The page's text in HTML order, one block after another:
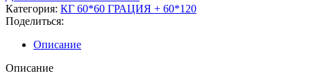
Категория: КГ 60*60 ГРАЦИЯ + 60*120
Поделиться:
Описание
Описание